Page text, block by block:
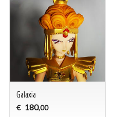
Galaxia
€ 180,00